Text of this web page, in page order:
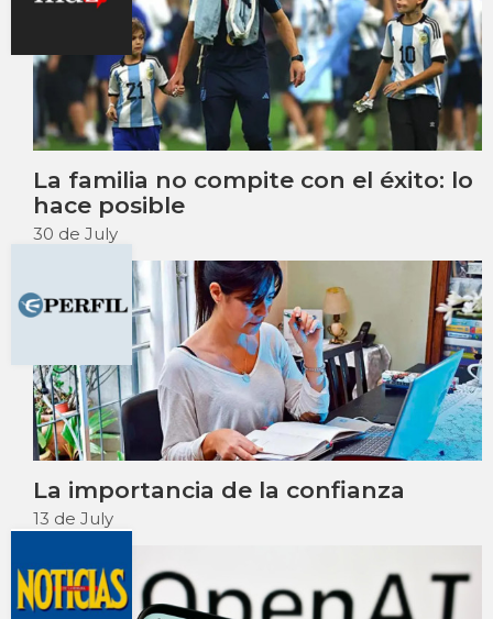
La familia no compite con el éxito: lo
hace posible
30 de July
La importancia de la confianza
13 de July